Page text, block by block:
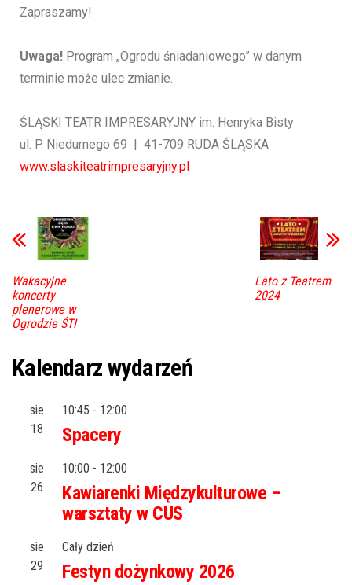
Zapraszamy!
Uwaga! Program „Ogrodu śniadaniowego” w danym
terminie może ulec zmianie.
ŚLĄSKI TEATR IMPRESARYJNY im. Henryka Bisty
ul. P. Niedurnego 69 | 41-709 RUDA ŚLĄSKA
www.slaskiteatrimpresaryjny.pl
Wakacyjne
koncerty
plenerowe w
Ogrodzie ŚTI
Lato z Teatrem
2024
Kalendarz wydarzeń
sie
18
10:45 - 12:00
Spacery
sie
26
10:00 - 12:00
Kawiarenki Międzykulturowe –
warsztaty w CUS
sie
29
Cały dzień
Festyn dożynkowy 2026